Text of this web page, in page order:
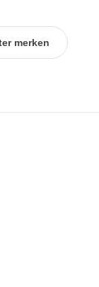
merken